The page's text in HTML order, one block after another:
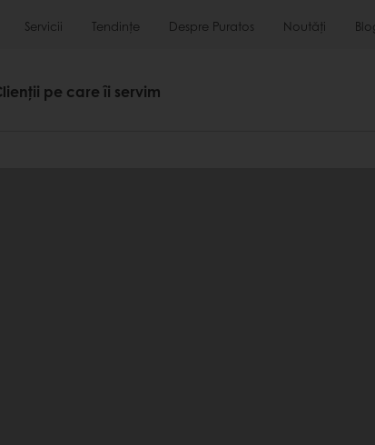
Servicii Tendințe Despre Puratos Noutăți
pe care îi servim